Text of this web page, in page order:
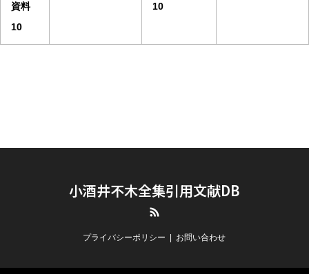
資料
10
10
小酒井不木全集引用文献DB
プライバシーポリシー お問い合わせ